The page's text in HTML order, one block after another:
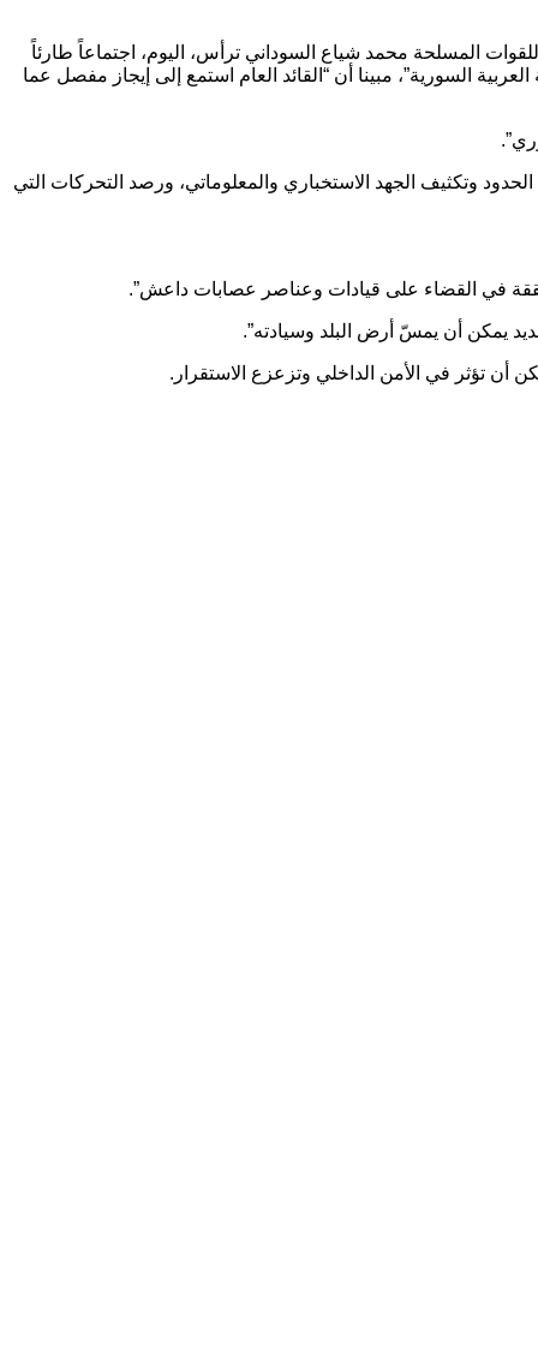
المسلحة محمد شياع السوداني ترأس، اليوم، اجتماعاً طارئاً
السورية”، مبينا أن “القائد العام استمع إلى إيجاز مفصل عما
وتكثيف الجهد الاستخباري والمعلوماتي، ورصد التحركات التي
في القضاء على قيادات وعناصر عصابات داعش”.
يمكن أن يمسّ أرض البلد وسيادته”.
أن تؤثر في الأمن الداخلي وتزعزع الاستقرار.